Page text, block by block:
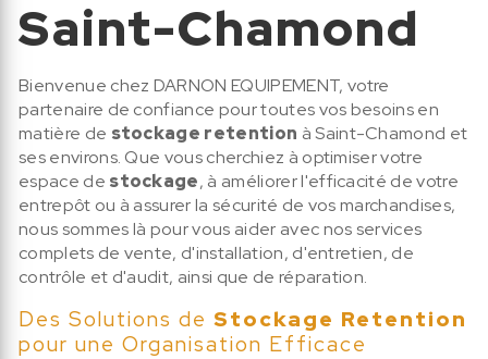
Saint-Chamond
Bienvenue chez DARNON EQUIPEMENT, votre
partenaire de confiance pour toutes vos besoins en
matière de stockage retention à Saint-Chamond et
ses environs. Que vous cherchiez à optimiser votre
espace de stockage, à améliorer l'efficacité de votre
entrepôt ou à assurer la sécurité de vos marchandises,
nous sommes là pour vous aider avec nos services
complets de vente, d'installation, d'entretien, de
contrôle et d'audit, ainsi que de réparation.
Des Solutions de Stockage Retention
pour une Organisation Efficace